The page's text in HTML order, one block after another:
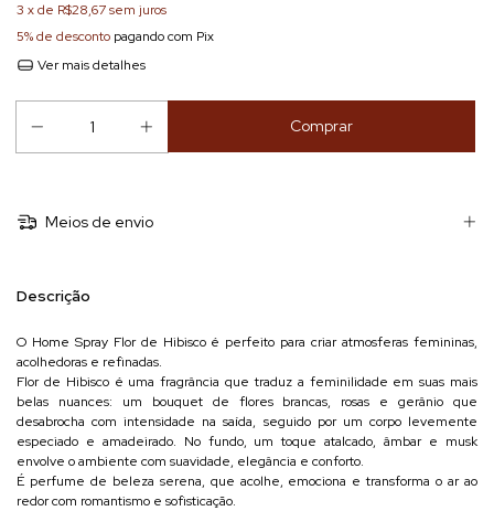
3 x de R$28,67sem juros
5% de desconto pagando com Pix
Ver mais detalhes
Meios de envio
Descrição
O Home Spray Flor de Hibisco é perfeito para criar atmosferas femininas,
acolhedoras e refinadas.
Flor de Hibisco é uma fragrância que traduz a feminilidade em suas mais
belas nuances: um bouquet de flores brancas, rosas e gerânio que
desabrocha com intensidade na saída, seguido por um corpo levemente
especiado e amadeirado. No fundo, um toque atalcado, âmbar e musk
envolve o ambiente com suavidade, elegância e conforto.
É perfume de beleza serena, que acolhe, emociona e transforma o ar ao
redor com romantismo e sofisticação.